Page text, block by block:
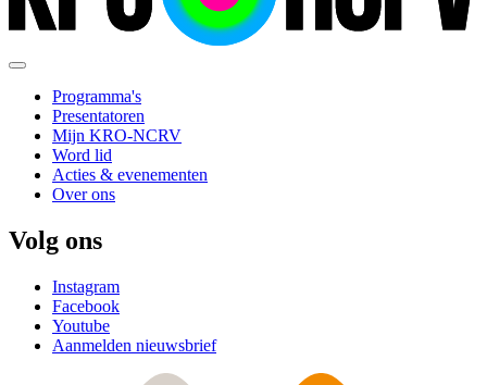
Programma's
Presentatoren
Mijn KRO-NCRV
Word lid
Acties & evenementen
Over ons
Volg ons
Instagram
Facebook
Youtube
Aanmelden nieuwsbrief